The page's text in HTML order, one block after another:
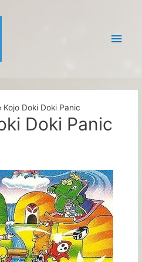
Kojo Doki Doki Panic
Doki Panic